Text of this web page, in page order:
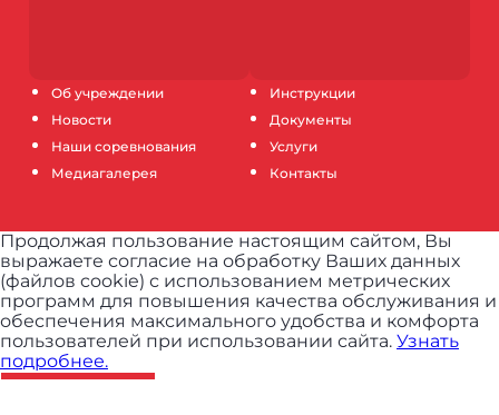
Об учреждении
Новости
Наши соревнования
Медиагалерея
Инструкции
Документы
Услуги
Контакты
Продолжая пользование настоящим сайтом, Вы
выражаете согласие на обработку Ваших данных
(файлов cookie) с использованием метрических
программ для повышения качества обслуживания и
обеспечения максимального удобства и комфорта
пользователей при использовании сайта. Узнать
подробнее.